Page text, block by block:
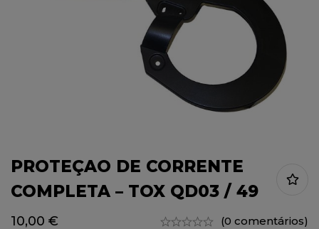
PROTEÇAO DE CORRENTE
COMPLETA – TOX QD03 / 49
10,00 € (0 comentários)